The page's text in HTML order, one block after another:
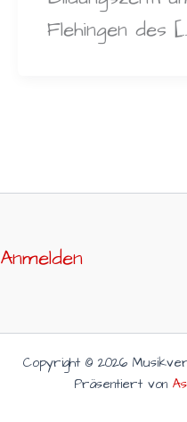
Flehingen des
Anmelden
Copyright © 2026
Präsentiert von